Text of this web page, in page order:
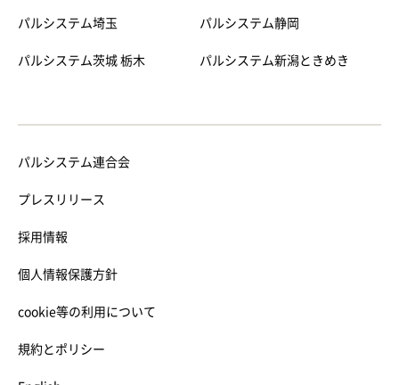
パルシステム埼玉
パルシステム茨城 栃木
パルシステム静岡
パルシステム新潟ときめき
パルシステム連合会
プレスリリース
採用情報
個人情報保護方針
cookie等の利用について
規約とポリシー